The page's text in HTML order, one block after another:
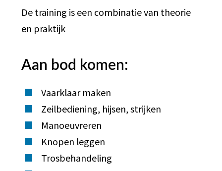
De training is een combinatie van theorie
en praktijk
Aan bod komen:
Vaarklaar maken
Zeilbediening, hijsen, strijken
Manoeuvreren
Knopen leggen
Trosbehandeling